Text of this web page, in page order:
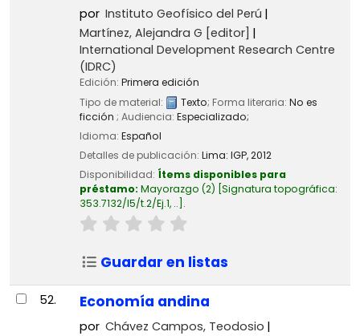
por Instituto Geofísico del Perú
Martínez, Alejandra G [editor]
International Development Research Centre
(IDRC)
Edición: Primera edición
Tipo de material:
Texto; Forma literaria: No es
ficción ; Audiencia: Especializado;
Idioma: Español
Detalles de publicación: Lima: IGP,2012
Disponibilidad: Ítems disponibles para
préstamo: Mayorazgo (2) Signatura topográfica:
353.7132/I5/t.2/Ej.1, .. .
Guardar en listas
52. Economía andina
por Chávez Campos, Teodosio